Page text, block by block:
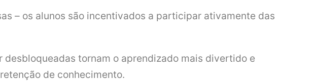
– os alunos são incentivados a participar ativamente das
tornam o aprendizado mais divertido e
de conhecimento.